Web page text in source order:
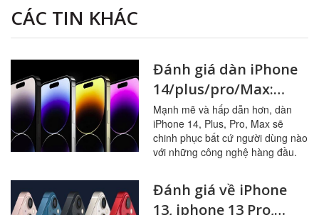
CÁC TIN KHÁC
Đánh giá dàn iPhone
14/plus/pro/Max:
Thiết kế, hiệu năng,
camera cùng nhiều
tính năng mới
Mạnh mẽ và hấp dẫn hơn, dàn
iPhone 14, Plus, Pro, Max sẽ
chinh phục bất cứ người dùng nào
với những công nghệ hàng đầu.
Đánh giá về iPhone
13, iphone 13 Pro,